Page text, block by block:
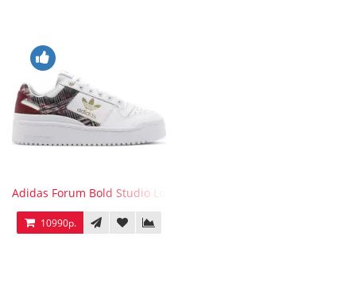
Adidas Forum Bold Studio London Checkered
10990р.